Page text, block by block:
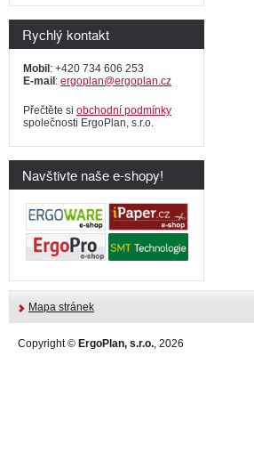
Rychlý kontakt
Mobil: +420 734 606 253
E-mail: ergoplan@ergoplan.cz
Přečtěte si obchodní podmínky
společnosti ErgoPlan, s.r.o.
Navštivte naše e-shopy!
Mapa stránek
Copyright © ErgoPlan, s.r.o., 2026